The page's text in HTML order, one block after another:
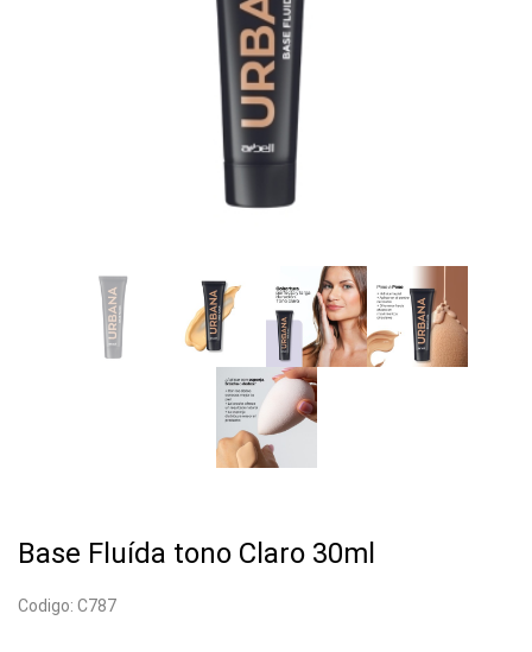
Base Fluída tono Claro 30ml
Codigo: C787